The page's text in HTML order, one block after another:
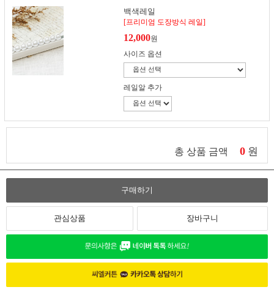
백색레일
[프리미엄 도장방식 레일]
12,000원
사이즈 옵션
레일알 추가
총 상품 금액 0 원
구매하기
관심상품 장바구니